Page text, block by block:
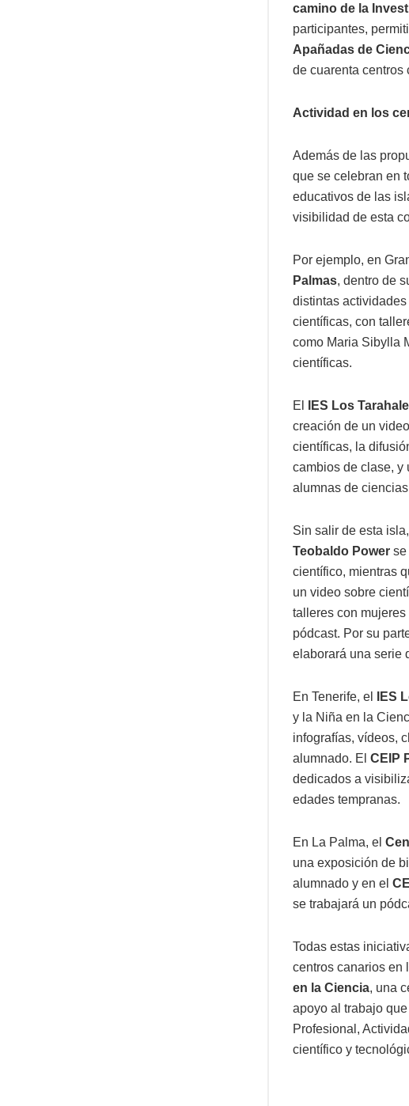
camino de la
participantes,
Apañadas de
de cuarenta centros
Actividad en los
Además de las
que se celebran en
educativos de las
visibilidad de esta
Por ejemplo, en
Palmas, dentro de
distintas
científicas, con
como Maria Sibylla
científicas.
El IES Los Tarahale
creación de un
científicas, la
cambios de clase, y
alumnas de
Sin salir de esta
Teobaldo Power se
científico, mientras
un video sobre
talleres con
pódcast. Por su
elaborará una serie
En Tenerife, el IES
y la Niña en la
infografías, vídeos,
alumnado. El CEIP
dedicados a
edades tempranas.
En La Palma, el
una exposición de
alumnado y en el
se trabajará un
Todas estas
centros canarios en
en la Ciencia, una
apoyo al trabajo
Profesional,
científico y